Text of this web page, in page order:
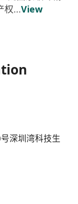
权...View
深圳湾科技生